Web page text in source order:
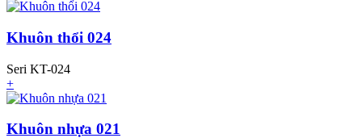
Khuôn thổi 024
Seri KT-024
+
Khuôn nhựa 021